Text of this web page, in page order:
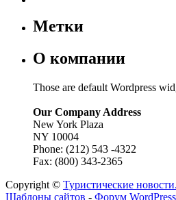
Метки
О компании
Those are default Wordpress
Our Company Address
New York Plaza
NY 10004
Phone: (212) 543 -4322
Fax: (800) 343-2365
Copyright © Туристические новости.
Шаблоны сайтов - Форум WordPress